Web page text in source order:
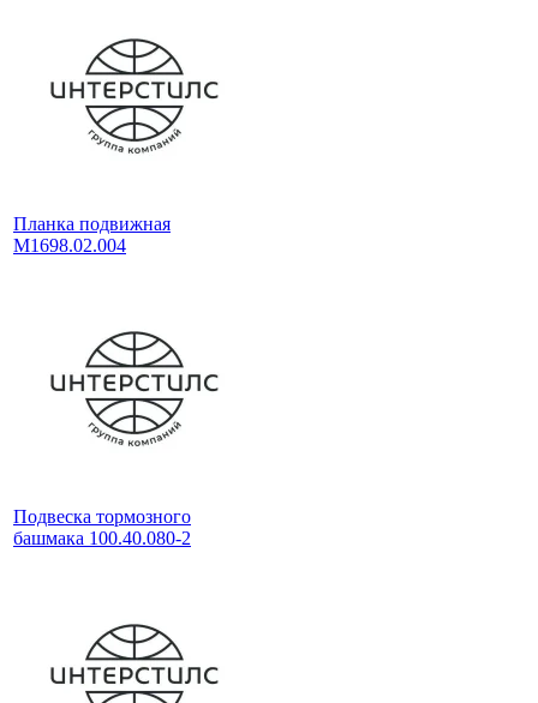
Планка подвижная
М1698.02.004
Подвеска тормозного
башмака 100.40.080-2